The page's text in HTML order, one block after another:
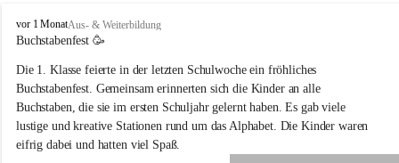
V
o
k
s
s
c
h
u
vor 1 MonatAus- & Weiterbildung
Buchstabenfest 🥳
Die 1. Klasse feierte in der letzten Schulwoche ein fröhliches
Buchstabenfest. Gemeinsam erinnerten sich die Kinder an alle
Buchstaben, die sie im ersten Schuljahr gelernt haben. Es gab viele
lustige und kreative Stationen rund um das Alphabet. Die Kinder waren
eifrig dabei und hatten viel Spaß.